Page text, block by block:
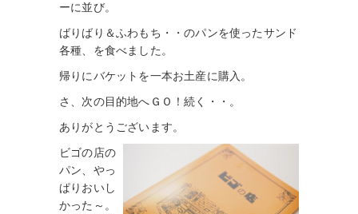
ーに並び。
ばりばり＆ふわもち・・のパンを使ったサンド
各種、を食べました。
帰りにバケットを一本お土産に購入。
さ、次の目的地へＧＯ！続く・・。
ありがとうございます。
ビゴの店の
パン、やっ
ぱりおいし
かった～。